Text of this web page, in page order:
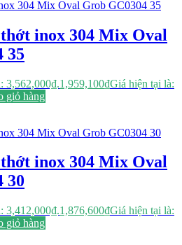
inox 304 Mix Oval
35
3,562,000₫.1,959,100₫Giá hiện tại là:
giỏ hàng
inox 304 Mix Oval
30
3,412,000₫.1,876,600₫Giá hiện tại là:
giỏ hàng